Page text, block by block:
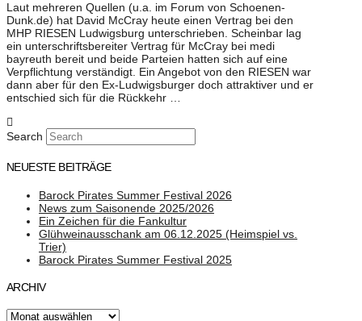
Laut mehreren Quellen (u.a. im Forum von Schoenen-
Dunk.de) hat David McCray heute einen Vertrag bei den
MHP RIESEN Ludwigsburg unterschrieben. Scheinbar lag
ein unterschriftsbereiter Vertrag für McCray bei medi
bayreuth bereit und beide Parteien hatten sich auf eine
Verpflichtung verständigt. Ein Angebot von den ‪‎RIESEN‬ war
dann aber für den Ex-Ludwigsburger doch attraktiver und er
entschied sich für die Rückkehr …
Search
NEUESTE BEITRÄGE
Barock Pirates Summer Festival 2026
News zum Saisonende 2025/2026
Ein Zeichen für die Fankultur
Glühweinausschank am 06.12.2025 (Heimspiel vs.
Trier)
Barock Pirates Summer Festival 2025
ARCHIV
Archiv